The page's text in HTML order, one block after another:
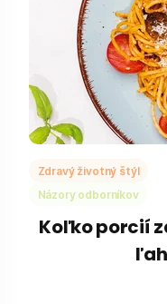
Zdravý životný štýl
Názory odborníkov
Koľko porcií